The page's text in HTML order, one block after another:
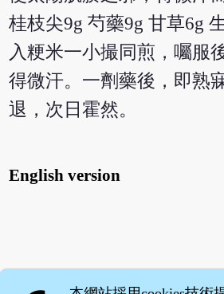
桂枝尖9g 芍藥9g 甘草6g
入粳米一小撮同煎，囑服
得微汗。一劑藥後，即熟
退，次日霍然。
English version